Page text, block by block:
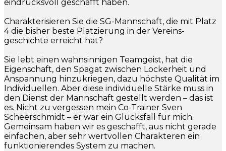
eindrucksvoll geschafft haben.
Charakterisieren Sie die SG-Mannschaft, die mit Platz
4 die bisher beste Platzierung in der Vereins-
geschichte erreicht hat?
Sie lebt einen wahnsinnigen Teamgeist, hat die
Eigenschaft, den Spagat zwischen Lockerheit und
Anspannung hinzukriegen, dazu höchste Qualität im
Individuellen. Aber diese individuelle Stärke muss in
den Dienst der Mannschaft gestellt werden – das ist
es. Nicht zu vergessen mein Co-Trainer Sven
Scheerschmidt – er war ein Glücksfall für mich.
Gemeinsam haben wir es geschafft, aus nicht gerade
einfachen, aber sehr wertvollen Charakteren ein
funktionierendes System zu machen.